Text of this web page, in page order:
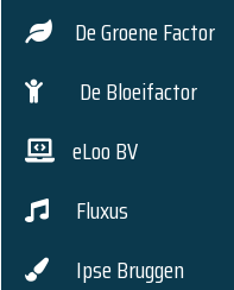
De Groene Factor
De Bloeifactor
eLoo BV
Fluxus
Ipse Bruggen